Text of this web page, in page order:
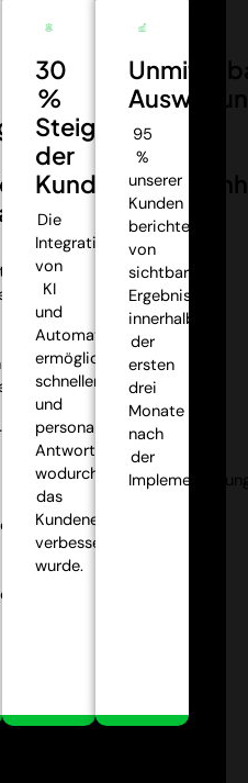
30
%
Steigerung
der
Die
Integration
von
KI
und
Automatisierung
ermöglichte
schnellere
und
personalisiertere
Antworten,
wodurch
das
Kundenerlebnis
verbessert
wurde.
95
%
unserer
Kunden
berichteten
von
sichtbaren
Ergebnissen
innerhalb
der
ersten
drei
Monate
nach
der